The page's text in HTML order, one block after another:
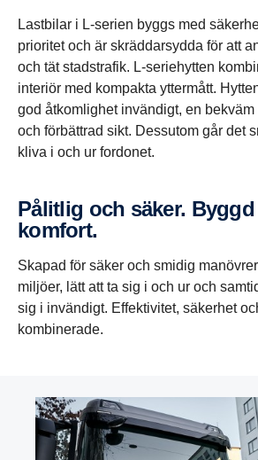
Lastbilar i L-serien byggs med
prioritet och är skräddarsydda för att
och tät stadstrafik. L-seriehytten
interiör med kompakta yttermått.
god åtkomlighet invändigt, en
och förbättrad sikt. Dessutom går det
kliva i och ur fordonet.
Pålitlig och säker. Byggd med
komfort.
Skapad för säker och smidig
miljöer, lätt att ta sig i och ur och
sig i invändigt. Effektivitet, säkerhet
kombinerade.